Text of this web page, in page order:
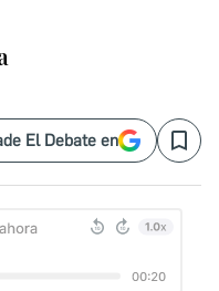
El Debate en Save